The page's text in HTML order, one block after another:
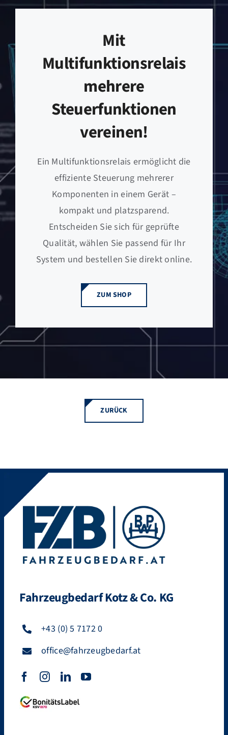
Mit
Multifunktionsrelais
mehrere
Steuerfunktionen
vereinen!
Ein Multifunktionsrelais ermöglicht die
effiziente Steuerung mehrerer
Komponenten in einem Gerät –
kompakt und platzsparend.
Entscheiden Sie sich für geprüfte
Qualität, wählen Sie passend für Ihr
System und bestellen Sie direkt online.
ZUM SHOP
ZURÜCK
Fahrzeugbedarf Kotz & Co. KG
+43 (0) 5 7172 0
office@fahrzeugbedarf.at